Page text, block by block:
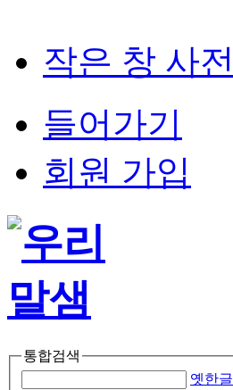
작은 창 사전
들어가기
회원 가입
통합검색
옛한글